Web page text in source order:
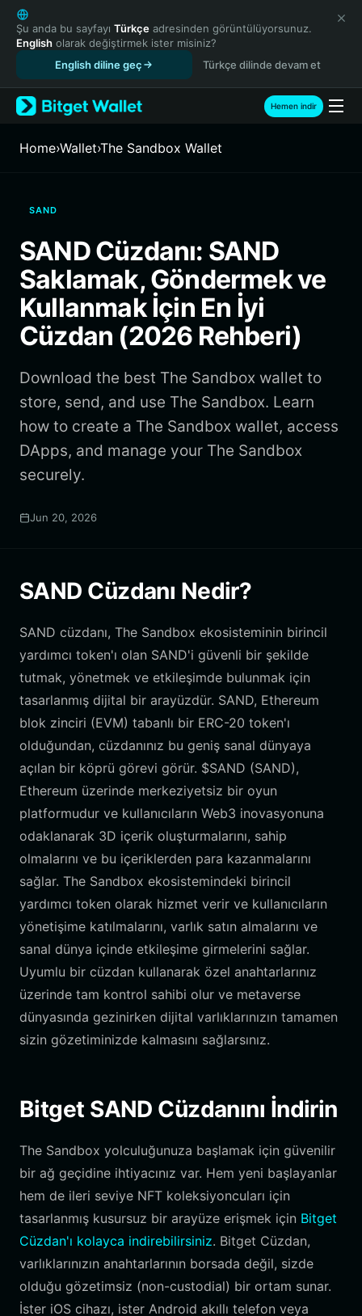
English
日本語
Tiếng Việt
Español (Latinoamérica)
Türkçe
Français
繁體中文
Bahasa Indonesia
ภาษาไทย
हिन्दी
Español
Português (Brasil)
Şu anda bu sayfayı Türkçe adresinden görüntülüyorsunuz.
English olarak değiştirmek ister misiniz?
English diline geç
Türkçe dilinde devam et
Hemen indir
Home›Wallet›The Sandbox Wallet
SAND
SAND Cüzdanı: SAND
Saklamak, Göndermek ve
Kullanmak İçin En İyi
Cüzdan (2026 Rehberi)
Download the best The Sandbox wallet to
store, send, and use The Sandbox. Learn
how to create a The Sandbox wallet, access
DApps, and manage your The Sandbox
securely.
Jun 20, 2026
SAND Cüzdanı Nedir?
SAND cüzdanı, The Sandbox ekosisteminin birincil
yardımcı token'ı olan SAND'i güvenli bir şekilde
tutmak, yönetmek ve etkileşimde bulunmak için
tasarlanmış dijital bir arayüzdür. SAND, Ethereum
blok zinciri (EVM) tabanlı bir ERC-20 token'ı
olduğundan, cüzdanınız bu geniş sanal dünyaya
açılan bir köprü görevi görür. $SAND (SAND),
Ethereum üzerinde merkeziyetsiz bir oyun
platformudur ve kullanıcıların Web3 inovasyonuna
odaklanarak 3D içerik oluşturmalarını, sahip
olmalarını ve bu içeriklerden para kazanmalarını
sağlar. The Sandbox ekosistemindeki birincil
yardımcı token olarak hizmet verir ve kullanıcıların
yönetişime katılmalarını, varlık satın almalarını ve
sanal dünya içinde etkileşime girmelerini sağlar.
Uyumlu bir cüzdan kullanarak özel anahtarlarınız
üzerinde tam kontrol sahibi olur ve metaverse
dünyasında gezinirken dijital varlıklarınızın tamamen
sizin gözetiminizde kalmasını sağlarsınız.
Bitget SAND Cüzdanını İndirin
The Sandbox yolculuğunuza başlamak için güvenilir
bir ağ geçidine ihtiyacınız var. Hem yeni başlayanlar
hem de ileri seviye NFT koleksiyoncuları için
tasarlanmış kusursuz bir arayüze erişmek için Bitget
Cüzdan'ı kolayca indirebilirsiniz. Bitget Cüzdan,
varlıklarınızın anahtarlarının borsada değil, sizde
olduğu gözetimsiz (non-custodial) bir ortam sunar.
İster iOS cihazı, ister Android akıllı telefon veya